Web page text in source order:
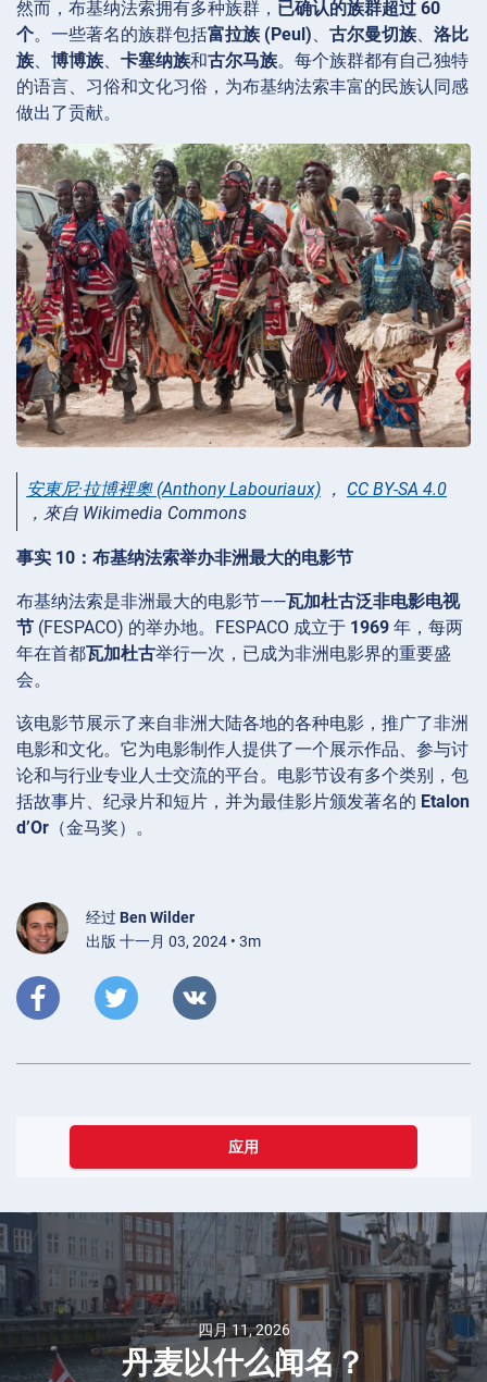
然而，布基纳法索拥有多种族群， 已确认的族群超过 60
个。一些著名的族群包括富拉族 (Peul)、 古尔曼切族、 洛比
族、 博博族、 卡塞纳族和古尔马族。每个族群都有自己独特
的语言、习俗和文化习俗，为布基纳法索丰富的民族认同感
做出了贡献。
安東尼·拉博裡奧 (Anthony Labouriaux) ， CC BY-SA 4.0
，來自 Wikimedia Commons
事实 10：布基纳法索举办非洲最大的电影节
布基纳法索是非洲最大的电影节——瓦加杜古泛非电影电视
节 (FESPACO) 的举办地。FESPACO 成立于 1969 年，每两
年在首都瓦加杜古举行一次，已成为非洲电影界的重要盛
会。
该电影节展示了来自非洲大陆各地的各种电影，推广了非洲
电影和文化。它为电影制作人提供了一个展示作品、参与讨
论和与行业专业人士交流的平台。电影节设有多个类别，包
括故事片、纪录片和短片，并为最佳影片颁发著名的 Etalon
d’Or （金马奖）。
经过 Ben Wilder
出版 十一月 03, 2024 • 3m
应用
四月 11, 2026
丹麦以什么闻名？